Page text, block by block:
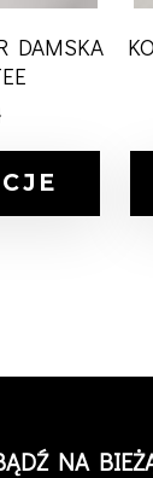
DAMSKA
NA